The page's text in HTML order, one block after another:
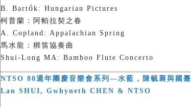
B. Bartók: Hungarian Pictures
柯普蘭：阿帕拉契之春
A. Copland: Appalachian Spring
馬水龍：梆笛協奏曲
Shui-Long MA: Bamboo Flute Concerto
NTSO 80週年團慶音樂會系列—水藍，陳毓襄與國
Lan SHUI, Gwhyneth CHEN & NTSO